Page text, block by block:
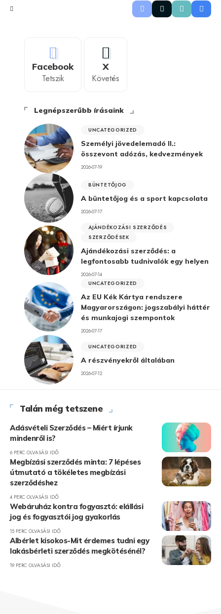
Facebook
Tetszik
X
Követés
Legnépszerűbb írásaink
UNCATEGORIZED
Személyi jövedelemadó II.:
összevont adózás, kedvezmények
2026-07-19
BÜNTETŐJOG
A büntetőjog és a sport kapcsolata
2026-07-17
AJÁNDÉKOZÁSI SZERZŐDÉS
SZERZŐDÉSEK
Ajándékozási szerződés: a
legfontosabb tudnivalók egy helyen
2026-07-14
UNCATEGORIZED
Az EU Kék Kártya rendszere
Magyarországon: jogszabályi háttér
és munkajogi szempontok
2026-07-17
UNCATEGORIZED
A részvényekről általában
2026-07-12
Talán még tetszene
Adásvételi Szerződés – Miért írjunk
mindenről is?
6 PERC OLVASÁSI IDŐ
Megbízási szerződés minta: 7 lépéses
útmutató a tökéletes megbízási
szerződéshez
4 PERC OLVASÁSI IDŐ
Webáruház kontra fogyasztó: elállási
jog és fogyasztói jog gyakorlás
15 PERC OLVASÁSI IDŐ
Albérlet kisokos-Mit érdemes tudni egy
lakásbérleti szerződés megkötésénél?
19 PERC OLVASÁSI IDŐ